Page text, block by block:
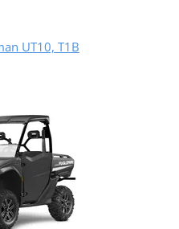
UT10, T1B